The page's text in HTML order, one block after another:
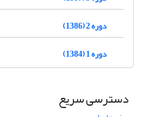
دوره 2 (1386)
دوره 1 (1384)
دسترسی سریع